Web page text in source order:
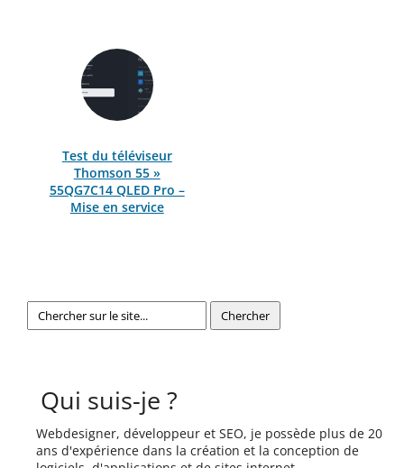
Test du téléviseur
Thomson 55 »
55QG7C14 QLED Pro –
Mise en service
Qui suis-je ?
Webdesigner, développeur et SEO, je possède plus de 20
ans d'expérience dans la création et la conception de